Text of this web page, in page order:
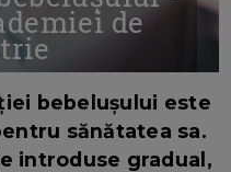
de
bebelușului este
sănătatea sa.
introduse gradual,